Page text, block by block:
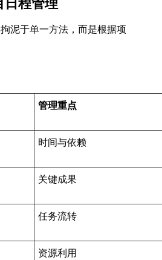
日程管理
泥于单一方法，而是根据项
管理重点
时间与依赖
关键成果
任务流转
资源利用